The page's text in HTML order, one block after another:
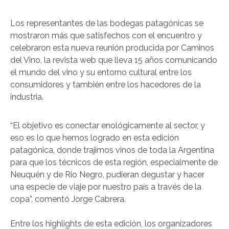
Los representantes de las bodegas patagónicas se
mostraron más que satisfechos con el encuentro y
celebraron esta nueva reunión producida por Caminos
del Vino, la revista web que lleva 15 años comunicando
el mundo del vino y su entorno cultural entre los
consumidores y también entre los hacedores de la
industria.
“El objetivo es conectar enológicamente al sector, y
eso es lo que hemos logrado en esta edición
patagónica, donde trajimos vinos de toda la Argentina
para que los técnicos de esta región, especialmente de
Neuquén y de Rio Negro, pudieran degustar y hacer
una especie de viaje por nuestro país a través de la
copa”, comentó Jorge Cabrera.
Entre los highlights de esta edición, los organizadores